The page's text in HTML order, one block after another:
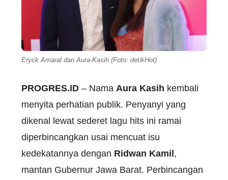
Eryck Amaral dan Aura-Kasih (Foto: detikHot)
PROGRES.ID – Nama Aura Kasih kembali
menyita perhatian publik. Penyanyi yang
dikenal lewat sederet lagu hits ini ramai
diperbincangkan usai mencuat isu
kedekatannya dengan Ridwan Kamil,
mantan Gubernur Jawa Barat. Perbincangan